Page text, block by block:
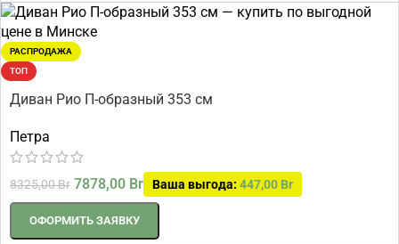
РАСПРОДАЖА
ТОП
Диван Рио П-образный 353 см
Петра
8325,00Br 7878,00 Br Ваша выгода: 447,00 Br
ОФОРМИТЬ ЗАЯВКУ